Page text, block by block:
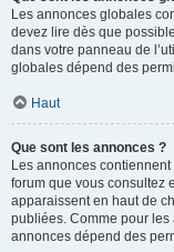
Les annonces globales
devez lire dès que
dans votre panneau de
globales dépend des
Haut
Que sont les annonces ?
Les annonces
forum que vous consultez
apparaissent en haut de
publiées. Comme pour
annonces dépend des